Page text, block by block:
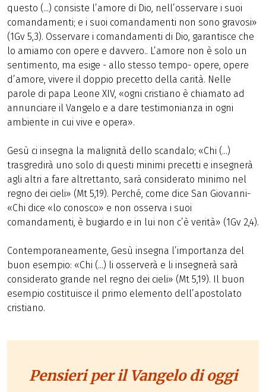
questo (...) consiste l’amore di Dio, nell’osservare i suoi
comandamenti; e i suoi comandamenti non sono gravosi»
(1Gv 5,3). Osservare i comandamenti di Dio, garantisce che
lo amiamo con opere e davvero.. L’amore non è solo un
sentimento, ma esige - allo stesso tempo- opere, opere
d’amore, vivere il doppio precetto della carità. Nelle
parole di papa Leone XIV, «ogni cristiano è chiamato ad
annunciare il Vangelo e a dare testimonianza in ogni
ambiente in cui vive e opera».
Gesù ci insegna la malignità dello scandalo; «Chi (...)
trasgredirà uno solo di questi minimi precetti e insegnerà
agli altri a fare altrettanto, sarà considerato minimo nel
regno dei cieli» (Mt 5,19). Perché, come dice San Giovanni-
«Chi dice «lo conosco» e non osserva i suoi
comandamenti, è bugiardo e in lui non c’è verità» (1Gv 2,4).
Contemporaneamente, Gesù insegna l’importanza del
buon esempio: «Chi (...) li osserverà e li insegnerà sarà
considerato grande nel regno dei cieli» (Mt 5,19). Il buon
esempio costituisce il primo elemento dell’apostolato
cristiano.
Pensieri per il Vangelo di oggi